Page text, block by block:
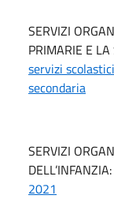
SERVIZI
PRIMARIE E
servizi
secondaria
SERVIZI
DELL’INFANZIA:
2021